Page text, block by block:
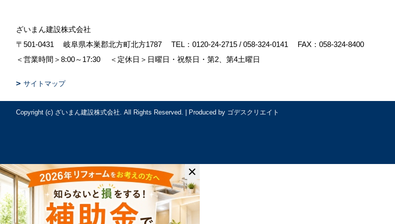
ざいまん建設株式会社
〒501-0431
岐阜県本巣郡北方町北方1787 TEL： 0120-24-2715 / 058-324-0141
FAX：058-324-8400
＜営業時間＞8:00～17:30
＜定休日＞日曜日・祝祭日・第2、第4土曜日
サイトマップ
Copyright (c) ざいまん建設株式会社. All Rights Reserved. Produced by ゴデスクリエイト
×